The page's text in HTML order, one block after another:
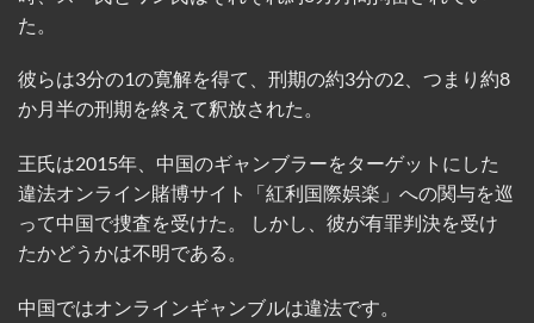
た。
彼らは3分の1の寛解を得て、刑期の約3分の2、つまり約8
か月半の刑期を終えて釈放された。
王氏は2015年、中国のギャンブラーをターゲットにした
違法オンライン賭博サイト「紅利国際娯楽」への関与を巡
って中国で捜査を受けた。 しかし、彼が有罪判決を受け
たかどうかは不明である。
中国ではオンラインギャンブルは違法です。